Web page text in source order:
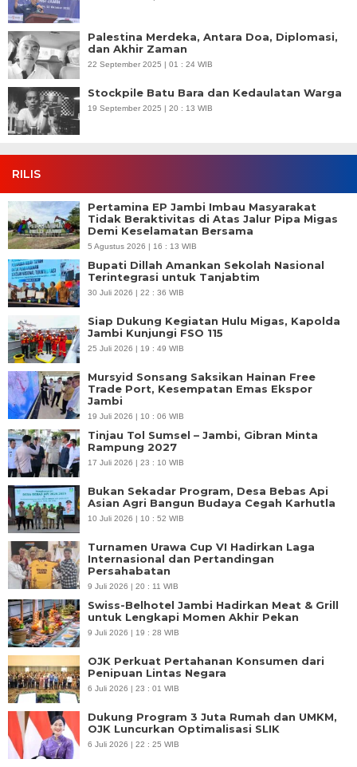
Palestina Merdeka, Antara Doa, Diplomasi,
dan Akhir Zaman
22 September 2025 | 01 : 24 WIB
Stockpile Batu Bara dan Kedaulatan Warga
19 September 2025 | 20 : 13 WIB
RILIS
Pertamina EP Jambi Imbau Masyarakat
Tidak Beraktivitas di Atas Jalur Pipa Migas
Demi Keselamatan Bersama
5 Agustus 2026 | 16 : 13 WIB
Bupati Dillah Amankan Sekolah Nasional
Terintegrasi untuk Tanjabtim
30 Juli 2026 | 22 : 36 WIB
Siap Dukung Kegiatan Hulu Migas, Kapolda
Jambi Kunjungi FSO 115
25 Juli 2026 | 19 : 49 WIB
Mursyid Sonsang Saksikan Hainan Free
Trade Port, Kesempatan Emas Ekspor
Jambi
19 Juli 2026 | 10 : 06 WIB
Tinjau Tol Sumsel – Jambi, Gibran Minta
Rampung 2027
17 Juli 2026 | 23 : 10 WIB
Bukan Sekadar Program, Desa Bebas Api
Asian Agri Bangun Budaya Cegah Karhutla
10 Juli 2026 | 10 : 52 WIB
Turnamen Urawa Cup VI Hadirkan Laga
Internasional dan Pertandingan
Persahabatan
9 Juli 2026 | 20 : 11 WIB
Swiss-Belhotel Jambi Hadirkan Meat & Grill
untuk Lengkapi Momen Akhir Pekan
9 Juli 2026 | 19 : 28 WIB
OJK Perkuat Pertahanan Konsumen dari
Penipuan Lintas Negara
6 Juli 2026 | 23 : 01 WIB
Dukung Program 3 Juta Rumah dan UMKM,
OJK Luncurkan Optimalisasi SLIK
6 Juli 2026 | 22 : 25 WIB